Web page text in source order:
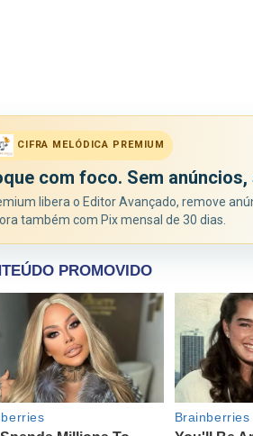
CIFRA MELÓDICA PREMIUM
com foco. Sem
libera o Editor Avançado, remove
também com Pix mensal de 30 dias.